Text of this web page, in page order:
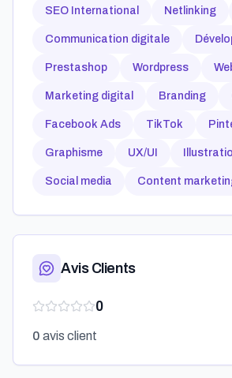
SEO International Netlinking
Communication digitale
Prestashop Wordpress
Marketing digital Branding
Facebook Ads TikTok
Graphisme UX/UI
Social media Content
Avis Clients
0
0 avis client